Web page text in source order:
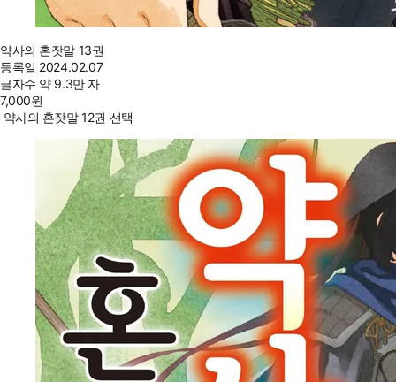
약사의 혼잣말 13권
등록일 2024.02.07
글자수 약 9.3만 자
7,000원
약사의 혼잣말 12권 선택